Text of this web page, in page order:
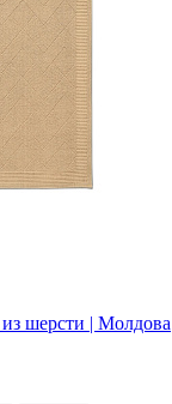
шерсти | Молдова